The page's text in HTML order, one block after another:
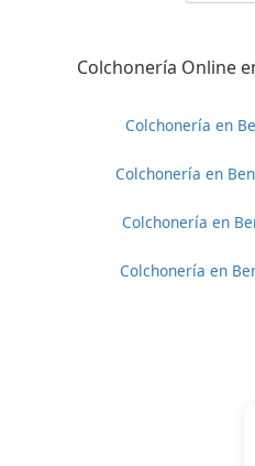
Colchonería Online
Colchonería en
Colchonería en
Colchonería en
Colchonería en